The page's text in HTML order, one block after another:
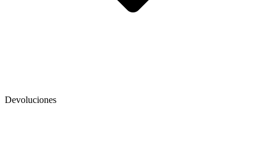
Devoluciones